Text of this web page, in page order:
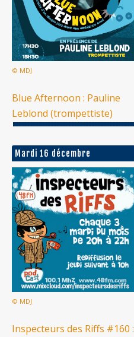
© MDJ
Blue Afternoon : Pauline
Leblond (trompettiste)
Mardi 16 décembre
© MDJ
Inspecteurs des Riffs #160 :